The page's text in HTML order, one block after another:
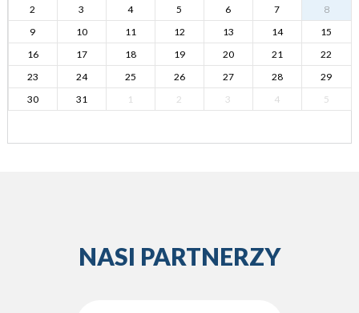
2
3 4 5 6 7
8
9
10 11 12 13 14
15
16
17 18 19 20 21
22
23
24 25 26 27 28
29
30
31 1 2 3 4 5
NASI PARTNERZY